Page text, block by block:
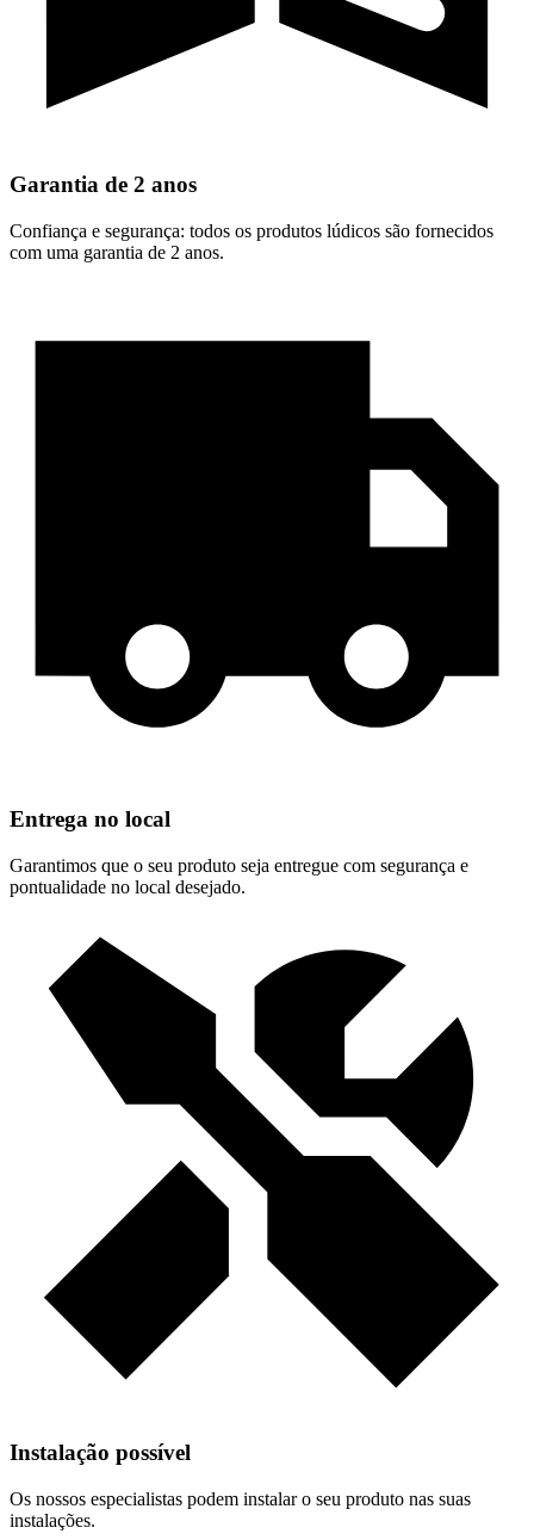
Garantia de 2 anos
Confiança e segurança: todos os produtos lúdicos são fornecidos
com uma garantia de 2 anos.
Entrega no local
Garantimos que o seu produto seja entregue com segurança e
pontualidade no local desejado.
Instalação possível
Os nossos especialistas podem instalar o seu produto nas suas
instalações.